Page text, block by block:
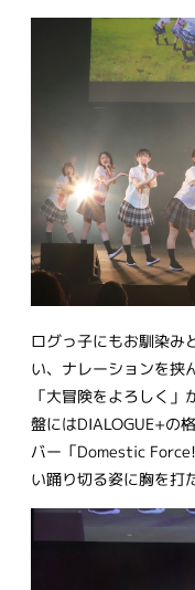
ログっ子にもお馴染み
い、ナレーションを挟
「大冒険をよろしく
盤にはDIALOGUE+の
バー「Domestic
い踊り切る姿に胸を打